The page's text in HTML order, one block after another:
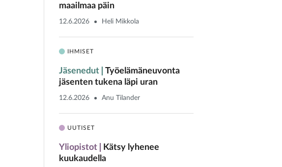
maailmaa päin
12.6.2026 Heli Mikkola
IHMISET
Jäsenedut
Työelämäneuvonta
jäsenten tukena läpi uran
12.6.2026 Anu Tilander
UUTISET
Yliopistot
Kätsy lyhenee
kuukaudella